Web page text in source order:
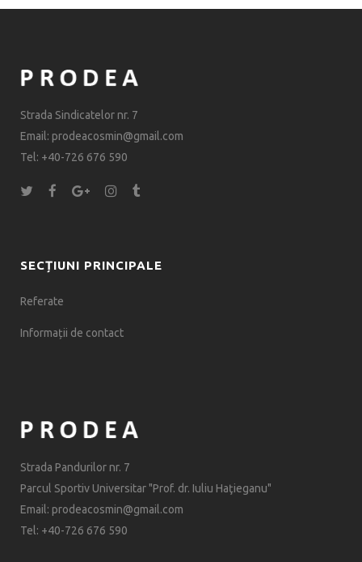
Strada Sindicatelor nr. 7
Email: prodeacosmin@gmail.com
Tel: +40-726 676 590
SECȚIUNI PRINCIPALE
Referate
Informații de contact
Strada Pandurilor nr. 7
Parcul Sportiv Universitar "Prof. dr. Iuliu Haţieganu"
Email: prodeacosmin@gmail.com
Tel: +40-726 676 590